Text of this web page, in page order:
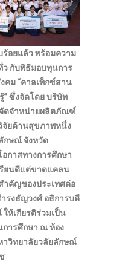
ร้อยแล้ว พร้อมความ
ว กับพิธีมอบทุนการ
คม “คาลเท็กซ์สาน
” ซึ่งจัดโดย บริษัท
จัดจำหน่ายผลิตภัณฑ์
จัยด้านสุขภาพหนึ่ง
กษณ์ จังหวัด
กาสทางการศึกษา
รียนดีแต่ขาดแคลน
ำคัญของประเทศต่อ
รงธัญวงศ์ อธิการบดี
ห้เกียรติร่วมเป็น
ารศึกษา ณ ห้อง
าวิทยาลัยวลัยลักษณ์